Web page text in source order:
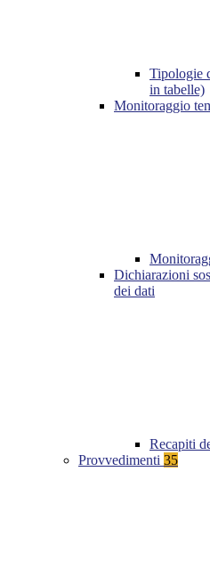
Tipologie
in tabelle)
Monitoraggio
Dichiarazioni
dei dati
Recapiti
Provvedimenti 35